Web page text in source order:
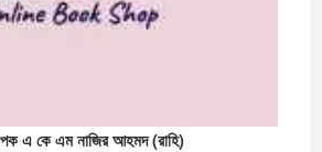
এ কে এম নাজির আহমদ (রাহি)